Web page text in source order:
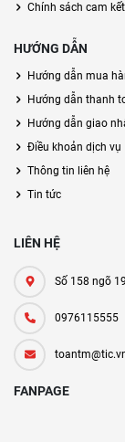
Chính sách cam
HƯỚNG DẪN
Hướng dẫn mua
Hướng dẫn thanh
Hướng dẫn giao
Điều khoản dịch vụ
Thông tin liên hệ
Tin tức
LIÊN HỆ
Số 158 ngõ
0976115555
FANPAGE